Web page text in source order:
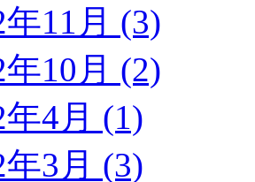
年11月 (3)
年10月 (2)
年4月 (1)
年3月 (3)